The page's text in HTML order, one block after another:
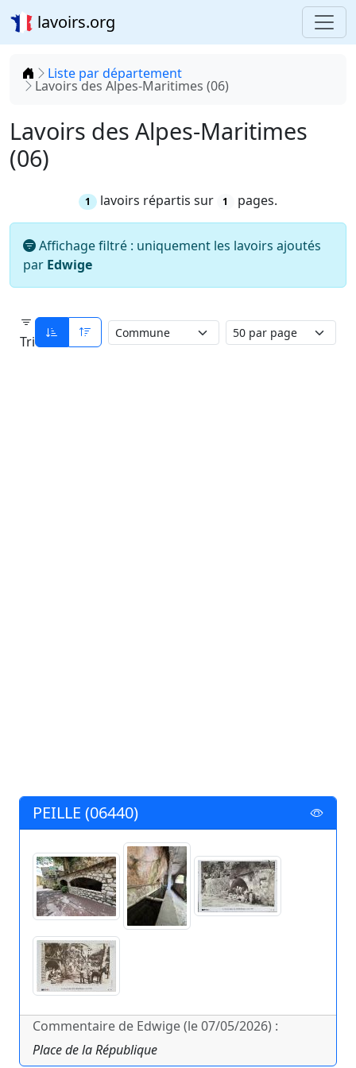
lavoirs.org
Accueil
Liste par département
Lavoirs des Alpes-Maritimes (06)
Lavoirs des Alpes-Maritimes
(06)
1 lavoirs répartis sur 1 pages.
Affichage filtré : uniquement les lavoirs ajoutés
par Edwige
Tri
PEILLE (06440)
Commentaire de Edwige (le 07/05/2026) :
Place de la République